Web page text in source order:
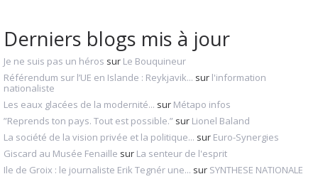
Derniers blogs mis à jour
Je ne suis pas un héros sur Le Bouquineur
Référendum sur l’UE en Islande : Reykjavik... sur l'information
nationaliste
Les eaux glacées de la modernité... sur Métapo infos
”Reprends ton pays. Tout est possible.” sur Lionel Baland
La société de la vision privée et la politique... sur Euro-Synergies
Giscard au Musée Fenaille sur La senteur de l'esprit
Ile de Groix : le journaliste Erik Tegnér une... sur SYNTHESE NATIONALE